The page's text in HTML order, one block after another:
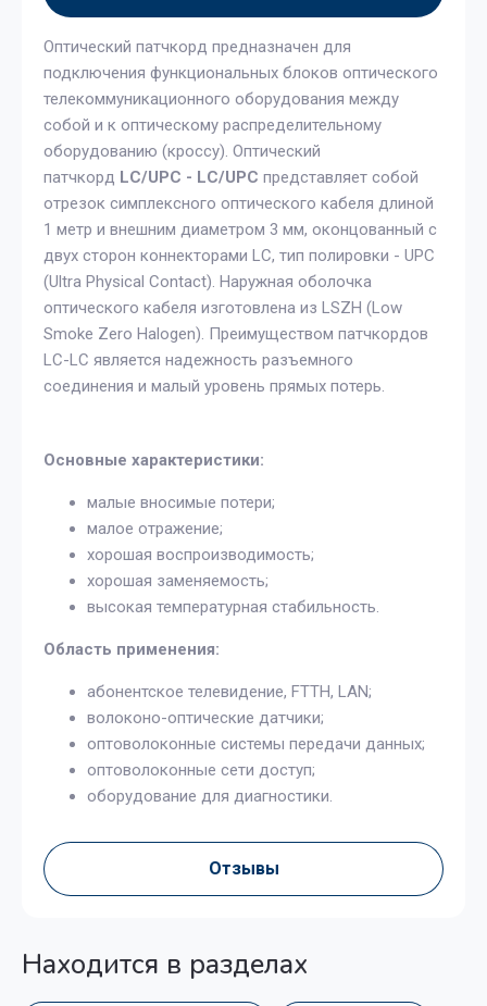
Оптический патчкорд предназначен для
подключения функциональных блоков оптического
телекоммуникационного оборудования между
собой и к оптическому распределительному
оборудованию (кроссу). Оптический
патчкорд LC/UPC - LC/UPC представляет собой
отрезок симплексного оптического кабеля длиной
1 метр и внешним диаметром 3 мм, оконцованный с
двух сторон коннекторами LC, тип полировки - UPC
(Ultra Physical Contact). Наружная оболочка
оптического кабеля изготовлена из LSZH (Low
Smoke Zero Halogen). Преимуществом патчкордов
LC-LC является надежность разъемного
соединения и малый уровень прямых потерь.
Основные характеристики:
малые вносимые потери;
малое отражение;
хорошая воспроизводимость;
хорошая заменяемость;
высокая температурная стабильность.
Область применения:
абонентское телевидение, FTTH, LAN;
волоконо-оптические датчики;
оптоволоконные системы передачи данных;
оптоволоконные сети доступ;
оборудование для диагностики.
Отзывы
Находится в разделах